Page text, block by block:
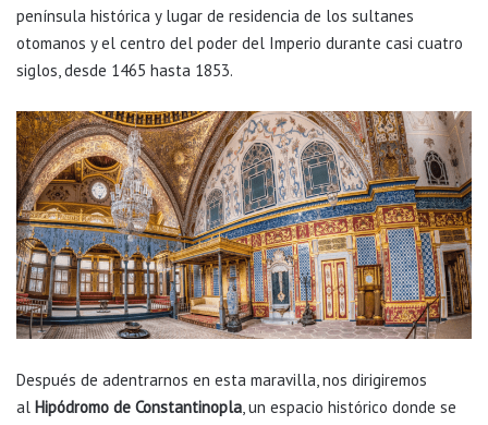
península histórica y lugar de residencia de los sultanes
otomanos y el centro del poder del Imperio durante casi cuatro
siglos, desde 1465 hasta 1853.
Después de adentrarnos en esta maravilla, nos dirigiremos
al Hipódromo de Constantinopla , un espacio histórico donde se